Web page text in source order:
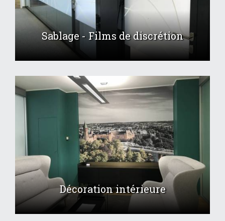
Sablage - Films de discrétion
Décoration intérieure